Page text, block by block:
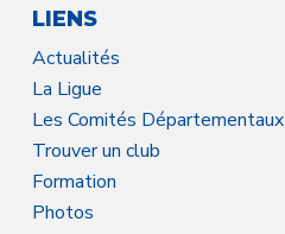
LIENS
Actualités
La Ligue
Les Comités Départementaux
Trouver un club
Formation
Photos